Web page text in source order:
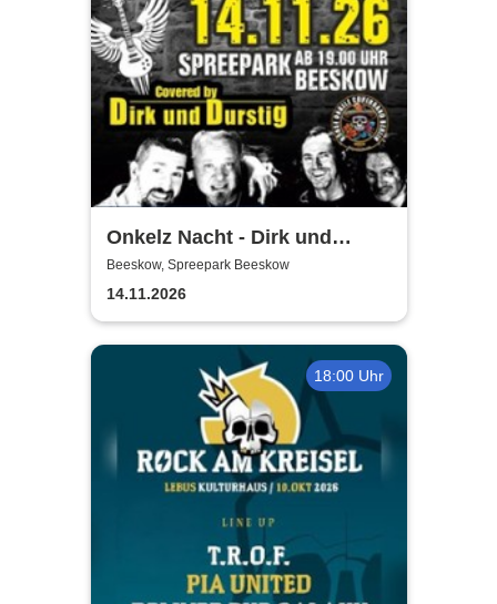
Onkelz Nacht - Dirk und
Durstig |20 Jahre Live Tour
Beeskow, Spreepark Beeskow
14.11.2026
18:00 Uhr